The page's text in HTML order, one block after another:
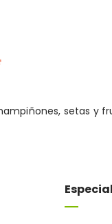
setas y